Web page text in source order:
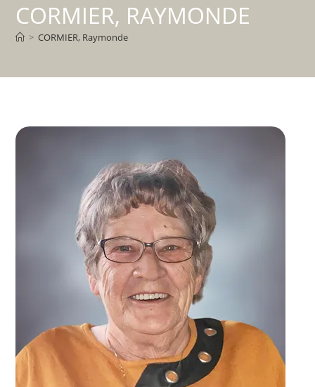
CORMIER, RAYMONDE
> CORMIER, Raymonde